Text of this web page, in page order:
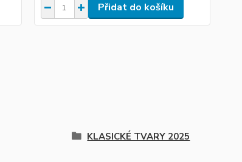
Přidat do košíku
KLASICKÉ TVARY 2025